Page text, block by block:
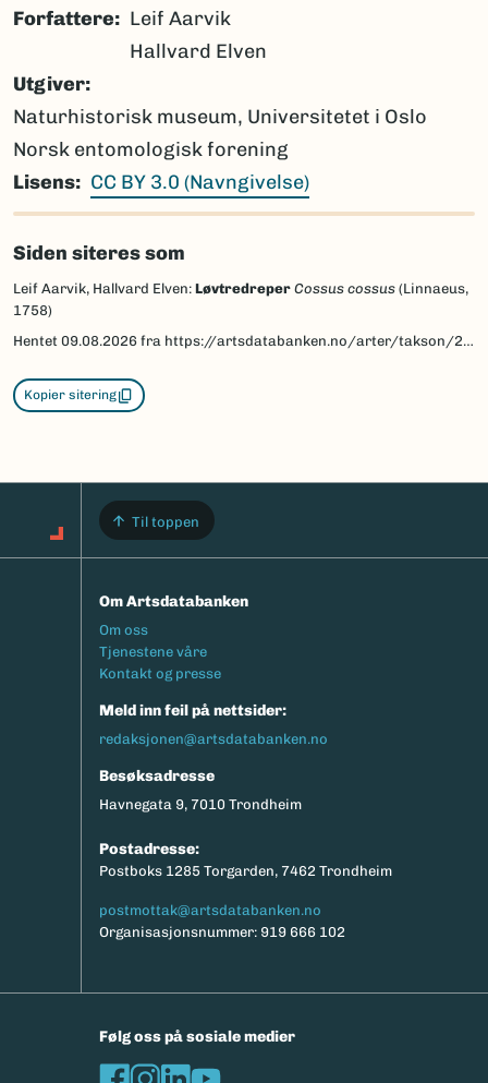
Forfattere
Leif Aarvik
Hallvard Elven
Utgiver
Naturhistorisk museum, Universitetet i Oslo
Norsk entomologisk forening
Lisens
CC BY 3.0 (Navngivelse)
Siden siteres som
Leif Aarvik, Hallvard Elven: Løvtredreper Cossus cossus (Linnaeus,
1758)
Hentet 09.08.2026 fra https://artsdatabanken.no/arter/takson/28867/beskrivelse
Kopier sitering
Til toppen
Om Artsdatabanken
Footermeny
Om oss
Tjenestene våre
Kontakt og presse
Meld inn feil på nettsider:
redaksjonen@artsdatabanken.no
Besøksadresse
Havnegata 9, 7010 Trondheim
Postadresse:
Postboks 1285 Torgarden, 7462 Trondheim
postmottak@artsdatabanken.no
Organisasjonsnummer: 919 666 102
Følg oss på sosiale medier